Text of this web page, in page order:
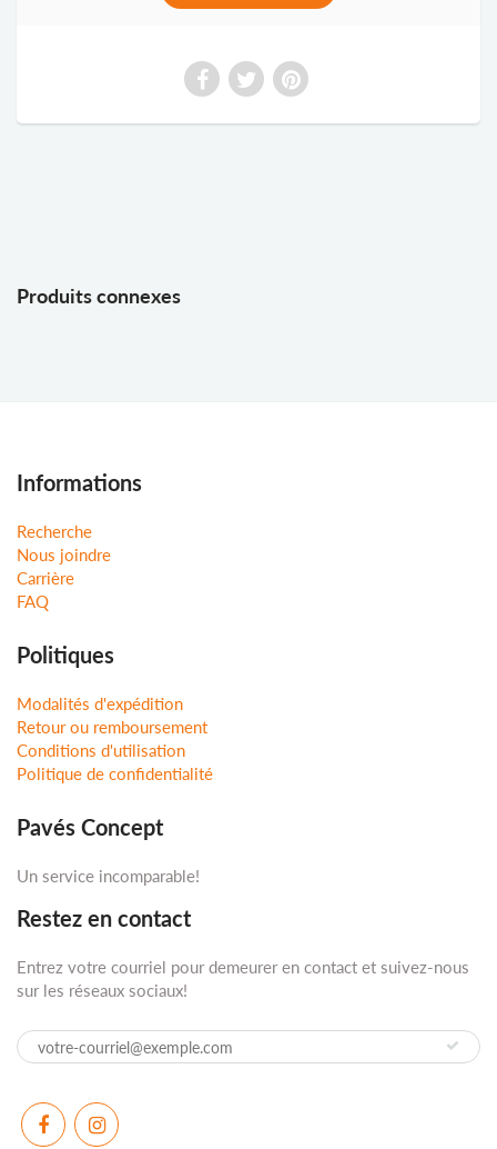
Produits connexes
Informations
Recherche
Nous joindre
Carrière
FAQ
Politiques
Modalités d'expédition
Retour ou remboursement
Conditions d'utilisation
Politique de confidentialité
Pavés Concept
Un service incomparable!
Restez en contact
Entrez votre courriel pour demeurer en contact et suivez-nous
sur les réseaux sociaux!